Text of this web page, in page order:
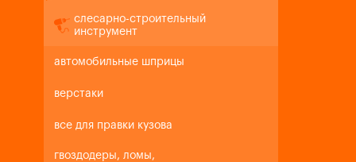
слесарно-строительный
инструмент
автомобильные шприцы
верстаки
все для правки кузова
гвоздодеры, ломы,